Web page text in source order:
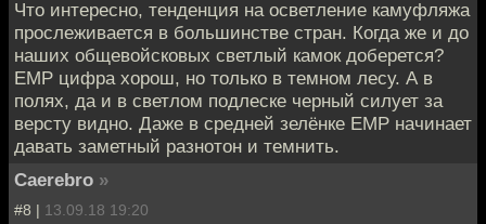
Что интересно, тенденция на осветление камуфляжа
прослеживается в большинстве стран. Когда же и до
наших общевойсковых светлый камок доберется?
ЕМР цифра хорош, но только в темном лесу. А в
полях, да и в светлом подлеске черный силует за
версту видно. Даже в средней зелёнке ЕМР начинает
давать заметный разнотон и темнить.
Caerebro »
#8 | 13.09.18 19:20